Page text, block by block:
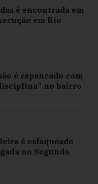
é encontrada em
em Rio
é espancado com
no bairro
é esfaqueado
no Segundo